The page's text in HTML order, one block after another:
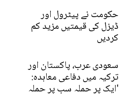
حکومت نے پیٹرول اور
ڈیزل کی قیمتیں مزید کم
کردیں
سعودی عرب، پاکستان اور
ترکیہ میں دفاعی معاہدہ:
'ایک پر حملہ سب پر حملہ